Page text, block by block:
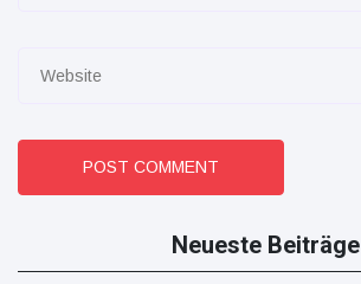
POST COMMENT
Neueste Beiträge